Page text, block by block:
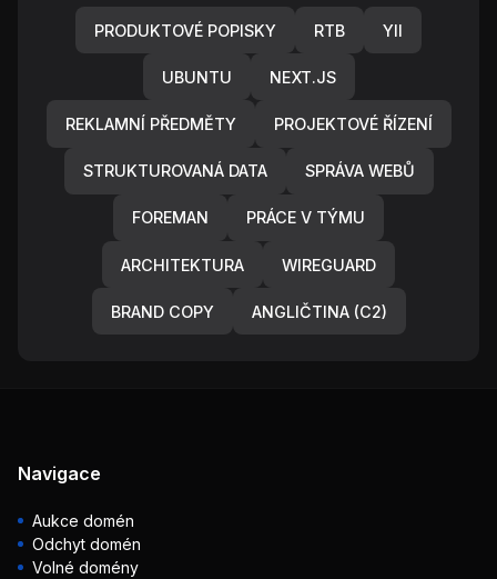
PRODUKTOVÉ POPISKY RTB YII
UBUNTU NEXT.JS
REKLAMNÍ PŘEDMĚTY PROJEKTOVÉ ŘÍZENÍ
STRUKTUROVANÁ DATA SPRÁVA WEBŮ
FOREMAN PRÁCE V TÝMU
ARCHITEKTURA WIREGUARD
BRAND COPY ANGLIČTINA (C2)
Navigace
Aukce domén
Odchyt domén
Volné domény